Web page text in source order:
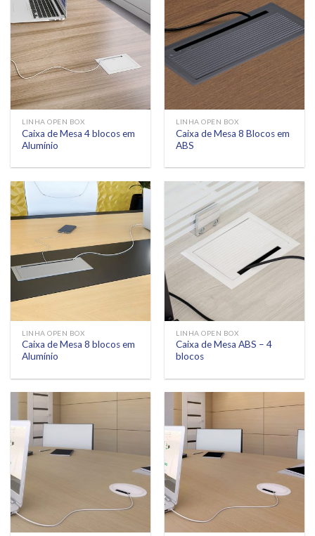
LINHA OPEN BOX
Caixa de Mesa 4 blocos em
Alumínio
LINHA OPEN BOX
Caixa de Mesa 8 Blocos em
ABS
LINHA OPEN BOX
Caixa de Mesa 8 blocos em
Alumínio
LINHA OPEN BOX
Caixa de Mesa ABS – 4
blocos